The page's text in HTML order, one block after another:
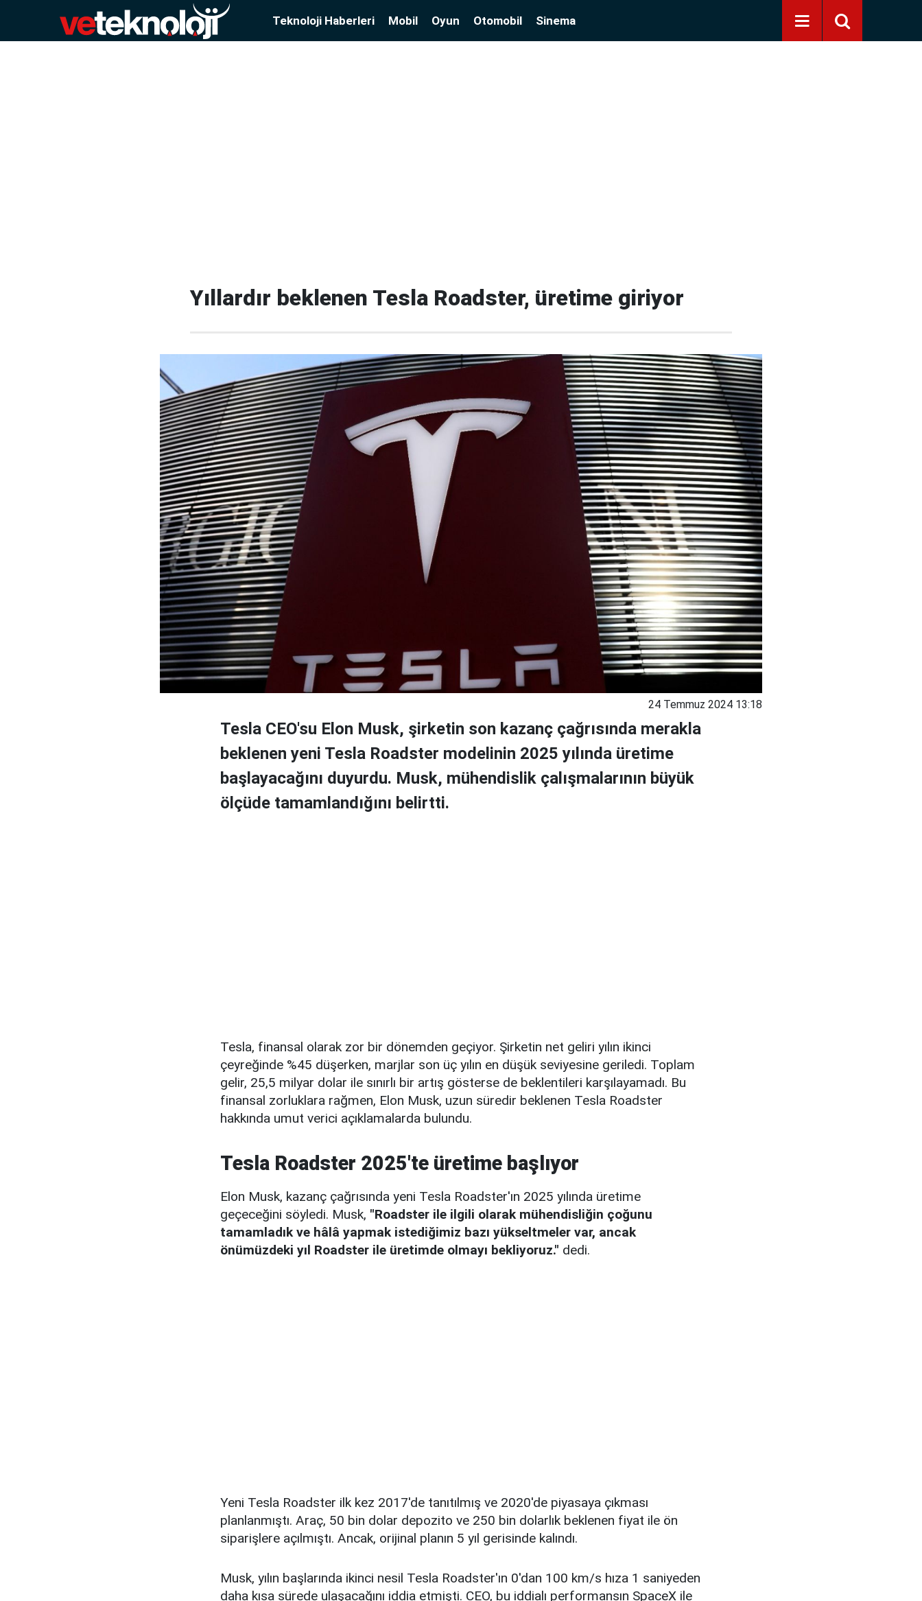
Teknoloji Haberleri Mobil Oyun Otomobil Sinema
Yıllardır beklenen Tesla Roadster, üretime giriyor
24 Temmuz 2024 13:18
Tesla CEO'su Elon Musk, şirketin son kazanç çağrısında merakla
beklenen yeni Tesla Roadster modelinin 2025 yılında üretime
başlayacağını duyurdu. Musk, mühendislik çalışmalarının büyük
ölçüde tamamlandığını belirtti.
Tesla, finansal olarak zor bir dönemden geçiyor. Şirketin net geliri yılın ikinci
çeyreğinde %45 düşerken, marjlar son üç yılın en düşük seviyesine geriledi. Toplam
gelir, 25,5 milyar dolar ile sınırlı bir artış gösterse de beklentileri karşılayamadı. Bu
finansal zorluklara rağmen, Elon Musk, uzun süredir beklenen Tesla Roadster
hakkında umut verici açıklamalarda bulundu.
Tesla Roadster 2025'te üretime başlıyor
Elon Musk, kazanç çağrısında yeni Tesla Roadster'ın 2025 yılında üretime
geçeceğini söyledi. Musk, "Roadster ile ilgili olarak mühendisliğin çoğunu
tamamladık ve hâlâ yapmak istediğimiz bazı yükseltmeler var, ancak
önümüzdeki yıl Roadster ile üretimde olmayı bekliyoruz." dedi.
Yeni Tesla Roadster ilk kez 2017'de tanıtılmış ve 2020'de piyasaya çıkması
planlanmıştı. Araç, 50 bin dolar depozito ve 250 bin dolarlık beklenen fiyat ile ön
siparişlere açılmıştı. Ancak, orijinal planın 5 yıl gerisinde kalındı.
Musk, yılın başlarında ikinci nesil Tesla Roadster'ın 0'dan 100 km/s hıza 1 saniyeden
daha kısa sürede ulaşacağını iddia etmişti. CEO, bu iddialı performansın SpaceX ile